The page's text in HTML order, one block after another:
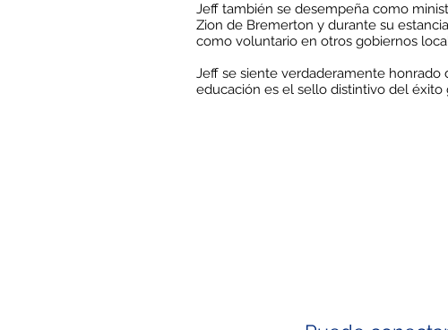
Jeff también se desempeña como
Zion de Bremerton y durante su
como voluntario en otros gobiernos
Jeff se siente verdaderamente
educación es el sello distintivo del éxito